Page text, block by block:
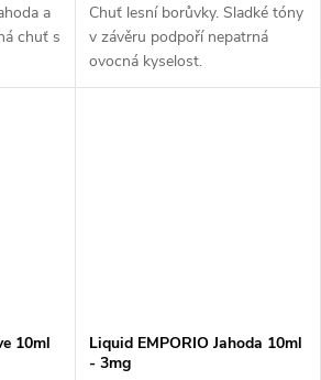
a
chuť s
Chuť lesní borůvky. Sladké tóny
v závěru podpoří nepatrná
ovocná kyselost.
10ml
Liquid EMPORIO Jahoda 10ml
- 3mg